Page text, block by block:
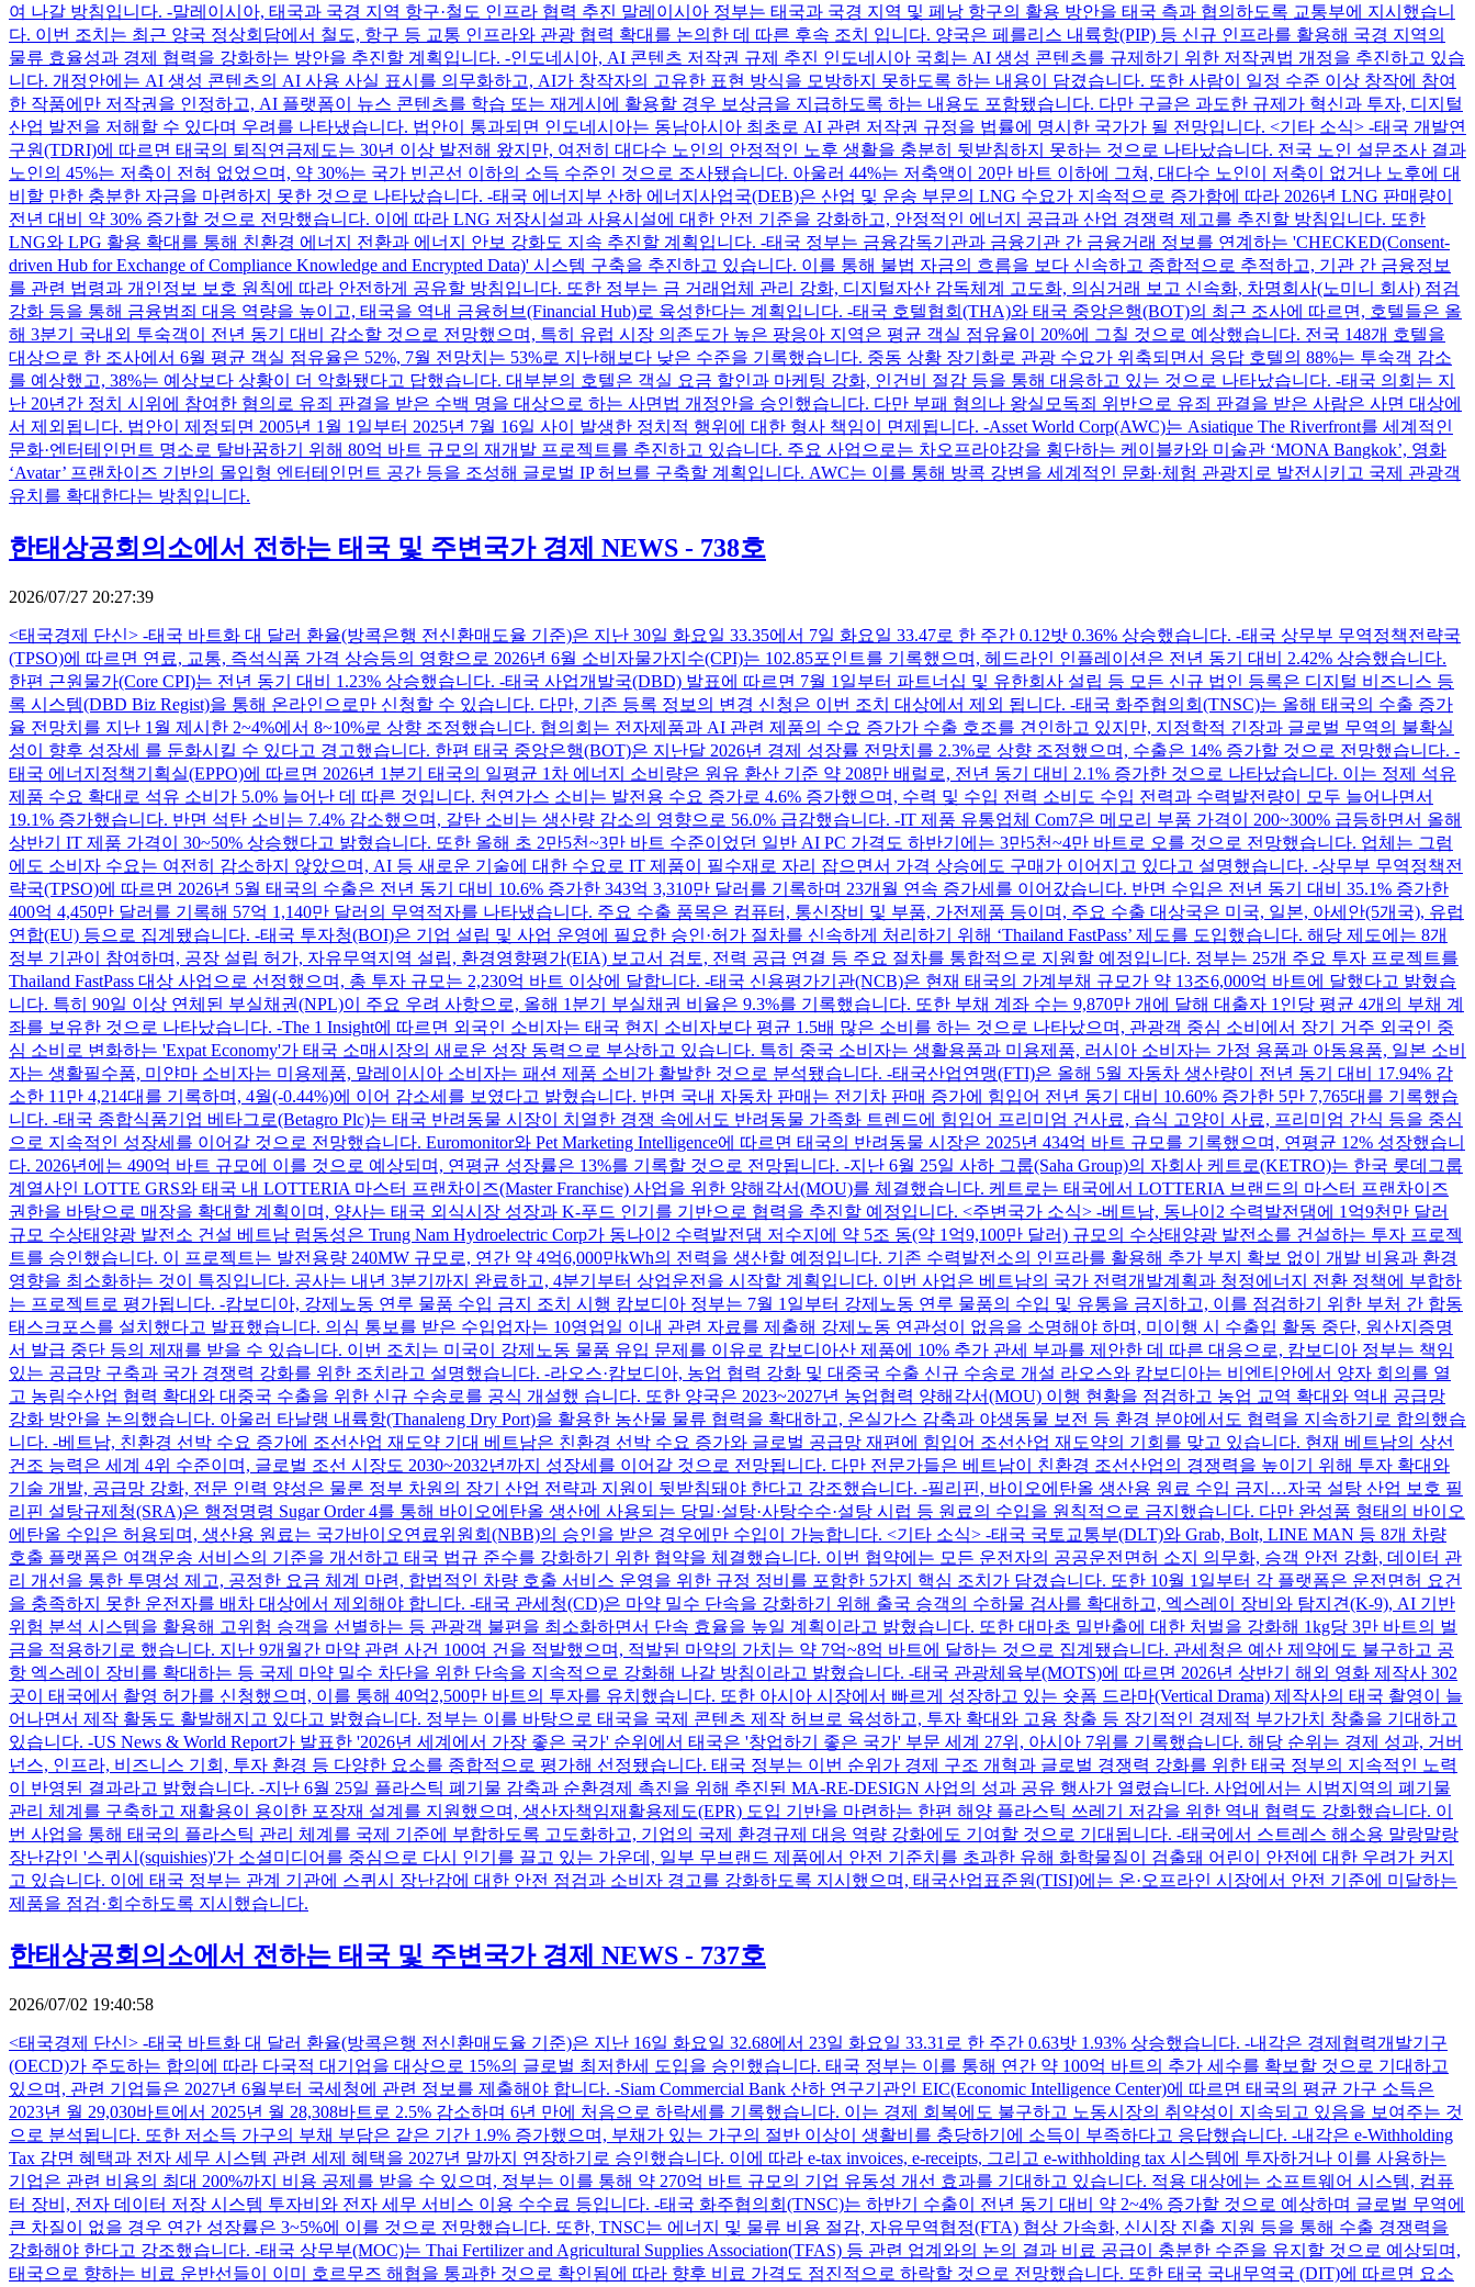
여 나갈 방침입니다. -말레이시아, 태국과 국경 지역 항구·철도 인프라 협력 추진 말레이시아 정부는 태국과 국경 지역 및 페낭 항구의 활용 방안을 태국 측과 협의하도록 교통부에 지시했습니
다. 이번 조치는 최근 양국 정상회담에서 철도, 항구 등 교통 인프라와 관광 협력 확대를 논의한 데 따른 후속 조치 입니다. 양국은 페를리스 내륙항(PIP) 등 신규 인프라를 활용해 국경 지역의
물류 효율성과 경제 협력을 강화하는 방안을 추진할 계획입니다. -인도네시아, AI 콘텐츠 저작권 규제 추진 인도네시아 국회는 AI 생성 콘텐츠를 규제하기 위한 저작권법 개정을 추진하고 있습
니다. 개정안에는 AI 생성 콘텐츠의 AI 사용 사실 표시를 의무화하고, AI가 창작자의 고유한 표현 방식을 모방하지 못하도록 하는 내용이 담겼습니다. 또한 사람이 일정 수준 이상 창작에 참여
한 작품에만 저작권을 인정하고, AI 플랫폼이 뉴스 콘텐츠를 학습 또는 재게시에 활용할 경우 보상금을 지급하도록 하는 내용도 포함됐습니다. 다만 구글은 과도한 규제가 혁신과 투자, 디지털
산업 발전을 저해할 수 있다며 우려를 나타냈습니다. 법안이 통과되면 인도네시아는 동남아시아 최초로 AI 관련 저작권 규정을 법률에 명시한 국가가 될 전망입니다. <기타 소식> -태국 개발연
구원(TDRI)에 따르면 태국의 퇴직연금제도는 30년 이상 발전해 왔지만, 여전히 대다수 노인의 안정적인 노후 생활을 충분히 뒷받침하지 못하는 것으로 나타났습니다. 전국 노인 설문조사 결과
노인의 45%는 저축이 전혀 없었으며, 약 30%는 국가 빈곤선 이하의 소득 수준인 것으로 조사됐습니다. 아울러 44%는 저축액이 20만 바트 이하에 그쳐, 대다수 노인이 저축이 없거나 노후에 대
비할 만한 충분한 자금을 마련하지 못한 것으로 나타났습니다. -태국 에너지부 산하 에너지사업국(DEB)은 산업 및 운송 부문의 LNG 수요가 지속적으로 증가함에 따라 2026년 LNG 판매량이
전년 대비 약 30% 증가할 것으로 전망했습니다. 이에 따라 LNG 저장시설과 사용시설에 대한 안전 기준을 강화하고, 안정적인 에너지 공급과 산업 경쟁력 제고를 추진할 방침입니다. 또한
LNG와 LPG 활용 확대를 통해 친환경 에너지 전환과 에너지 안보 강화도 지속 추진할 계획입니다. -태국 정부는 금융감독기관과 금융기관 간 금융거래 정보를 연계하는 'CHECKED(Consent-
driven Hub for Exchange of Compliance Knowledge and Encrypted Data)' 시스템 구축을 추진하고 있습니다. 이를 통해 불법 자금의 흐름을 보다 신속하고 종합적으로 추적하고, 기관 간 금융정보
를 관련 법령과 개인정보 보호 원칙에 따라 안전하게 공유할 방침입니다. 또한 정부는 금 거래업체 관리 강화, 디지털자산 감독체계 고도화, 의심거래 보고 신속화, 차명회사(노미니 회사) 점검
강화 등을 통해 금융범죄 대응 역량을 높이고, 태국을 역내 금융허브(Financial Hub)로 육성한다는 계획입니다. -태국 호텔협회(THA)와 태국 중앙은행(BOT)의 최근 조사에 따르면, 호텔들은 올
해 3분기 국내외 투숙객이 전년 동기 대비 감소할 것으로 전망했으며, 특히 유럽 시장 의존도가 높은 팡응아 지역은 평균 객실 점유율이 20%에 그칠 것으로 예상했습니다. 전국 148개 호텔을
대상으로 한 조사에서 6월 평균 객실 점유율은 52%, 7월 전망치는 53%로 지난해보다 낮은 수준을 기록했습니다. 중동 상황 장기화로 관광 수요가 위축되면서 응답 호텔의 88%는 투숙객 감소
를 예상했고, 38%는 예상보다 상황이 더 악화됐다고 답했습니다. 대부분의 호텔은 객실 요금 할인과 마케팅 강화, 인건비 절감 등을 통해 대응하고 있는 것으로 나타났습니다. -태국 의회는 지
난 20년간 정치 시위에 참여한 혐의로 유죄 판결을 받은 수백 명을 대상으로 하는 사면법 개정안을 승인했습니다. 다만 부패 혐의나 왕실모독죄 위반으로 유죄 판결을 받은 사람은 사면 대상에
서 제외됩니다. 법안이 제정되면 2005년 1월 1일부터 2025년 7월 16일 사이 발생한 정치적 행위에 대한 형사 책임이 면제됩니다. -Asset World Corp(AWC)는 Asiatique The Riverfront를 세계적인
문화·엔터테인먼트 명소로 탈바꿈하기 위해 80억 바트 규모의 재개발 프로젝트를 추진하고 있습니다. 주요 사업으로는 차오프라야강을 횡단하는 케이블카와 미술관 ‘MONA Bangkok’, 영화
‘Avatar’ 프랜차이즈 기반의 몰입형 엔터테인먼트 공간 등을 조성해 글로벌 IP 허브를 구축할 계획입니다. AWC는 이를 통해 방콕 강변을 세계적인 문화·체험 관광지로 발전시키고 국제 관광객
유치를 확대한다는 방침입니다.
한태상공회의소에서 전하는 태국 및 주변국가 경제 NEWS - 738호
2026/07/27 20:27:39
<태국경제 단신> -태국 바트화 대 달러 환율(방콕은행 전신환매도율 기준)은 지난 30일 화요일 33.35에서 7일 화요일 33.47로 한 주간 0.12밧 0.36% 상승했습니다. -태국 상무부 무역정책전략국
(TPSO)에 따르면 연료, 교통, 즉석식품 가격 상승등의 영향으로 2026년 6월 소비자물가지수(CPI)는 102.85포인트를 기록했으며, 헤드라인 인플레이션은 전년 동기 대비 2.42% 상승했습니다.
한편 근원물가(Core CPI)는 전년 동기 대비 1.23% 상승했습니다. -태국 사업개발국(DBD) 발표에 따르면 7월 1일부터 파트너십 및 유한회사 설립 등 모든 신규 법인 등록은 디지털 비즈니스 등
록 시스템(DBD Biz Regist)을 통해 온라인으로만 신청할 수 있습니다. 다만, 기존 등록 정보의 변경 신청은 이번 조치 대상에서 제외 됩니다. -태국 화주협의회(TNSC)는 올해 태국의 수출 증가
율 전망치를 지난 1월 제시한 2~4%에서 8~10%로 상향 조정했습니다. 협의회는 전자제품과 AI 관련 제품의 수요 증가가 수출 호조를 견인하고 있지만, 지정학적 긴장과 글로벌 무역의 불확실
성이 향후 성장세 를 둔화시킬 수 있다고 경고했습니다. 한편 태국 중앙은행(BOT)은 지난달 2026년 경제 성장률 전망치를 2.3%로 상향 조정했으며, 수출은 14% 증가할 것으로 전망했습니다. -
태국 에너지정책기획실(EPPO)에 따르면 2026년 1분기 태국의 일평균 1차 에너지 소비량은 원유 환산 기준 약 208만 배럴로, 전년 동기 대비 2.1% 증가한 것으로 나타났습니다. 이는 정제 석유
제품 수요 확대로 석유 소비가 5.0% 늘어난 데 따른 것입니다. 천연가스 소비는 발전용 수요 증가로 4.6% 증가했으며, 수력 및 수입 전력 소비도 수입 전력과 수력발전량이 모두 늘어나면서
19.1% 증가했습니다. 반면 석탄 소비는 7.4% 감소했으며, 갈탄 소비는 생산량 감소의 영향으로 56.0% 급감했습니다. -IT 제품 유통업체 Com7은 메모리 부품 가격이 200~300% 급등하면서 올해
상반기 IT 제품 가격이 30~50% 상승했다고 밝혔습니다. 또한 올해 초 2만5천~3만 바트 수준이었던 일반 AI PC 가격도 하반기에는 3만5천~4만 바트로 오를 것으로 전망했습니다. 업체는 그럼
에도 소비자 수요는 여전히 감소하지 않았으며, AI 등 새로운 기술에 대한 수요로 IT 제품이 필수재로 자리 잡으면서 가격 상승에도 구매가 이어지고 있다고 설명했습니다. -상무부 무역정책전
략국(TPSO)에 따르면 2026년 5월 태국의 수출은 전년 동기 대비 10.6% 증가한 343억 3,310만 달러를 기록하며 23개월 연속 증가세를 이어갔습니다. 반면 수입은 전년 동기 대비 35.1% 증가한
400억 4,450만 달러를 기록해 57억 1,140만 달러의 무역적자를 나타냈습니다. 주요 수출 품목은 컴퓨터, 통신장비 및 부품, 가전제품 등이며, 주요 수출 대상국은 미국, 일본, 아세안(5개국), 유럽
연합(EU) 등으로 집계됐습니다. -태국 투자청(BOI)은 기업 설립 및 사업 운영에 필요한 승인·허가 절차를 신속하게 처리하기 위해 ‘Thailand FastPass’ 제도를 도입했습니다. 해당 제도에는 8개
정부 기관이 참여하며, 공장 설립 허가, 자유무역지역 설립, 환경영향평가(EIA) 보고서 검토, 전력 공급 연결 등 주요 절차를 통합적으로 지원할 예정입니다. 정부는 25개 주요 투자 프로젝트를
Thailand FastPass 대상 사업으로 선정했으며, 총 투자 규모는 2,230억 바트 이상에 달합니다. -태국 신용평가기관(NCB)은 현재 태국의 가계부채 규모가 약 13조6,000억 바트에 달했다고 밝혔습
니다. 특히 90일 이상 연체된 부실채권(NPL)이 주요 우려 사항으로, 올해 1분기 부실채권 비율은 9.3%를 기록했습니다. 또한 부채 계좌 수는 9,870만 개에 달해 대출자 1인당 평균 4개의 부채 계
좌를 보유한 것으로 나타났습니다. -The 1 Insight에 따르면 외국인 소비자는 태국 현지 소비자보다 평균 1.5배 많은 소비를 하는 것으로 나타났으며, 관광객 중심 소비에서 장기 거주 외국인 중
심 소비로 변화하는 'Expat Economy'가 태국 소매시장의 새로운 성장 동력으로 부상하고 있습니다. 특히 중국 소비자는 생활용품과 미용제품, 러시아 소비자는 가정 용품과 아동용품, 일본 소비
자는 생활필수품, 미얀마 소비자는 미용제품, 말레이시아 소비자는 패션 제품 소비가 활발한 것으로 분석됐습니다. -태국산업연맹(FTI)은 올해 5월 자동차 생산량이 전년 동기 대비 17.94% 감
소한 11만 4,214대를 기록하며, 4월(-0.44%)에 이어 감소세를 보였다고 밝혔습니다. 반면 국내 자동차 판매는 전기차 판매 증가에 힘입어 전년 동기 대비 10.60% 증가한 5만 7,765대를 기록했습
니다. -태국 종합식품기업 베타그로(Betagro Plc)는 태국 반려동물 시장이 치열한 경쟁 속에서도 반려동물 가족화 트렌드에 힘입어 프리미엄 건사료, 습식 고양이 사료, 프리미엄 간식 등을 중심
으로 지속적인 성장세를 이어갈 것으로 전망했습니다. Euromonitor와 Pet Marketing Intelligence에 따르면 태국의 반려동물 시장은 2025년 434억 바트 규모를 기록했으며, 연평균 12% 성장했습니
다. 2026년에는 490억 바트 규모에 이를 것으로 예상되며, 연평균 성장률은 13%를 기록할 것으로 전망됩니다. -지난 6월 25일 사하 그룹(Saha Group)의 자회사 케트로(KETRO)는 한국 롯데그룹
계열사인 LOTTE GRS와 태국 내 LOTTERIA 마스터 프랜차이즈(Master Franchise) 사업을 위한 양해각서(MOU)를 체결했습니다. 케트로는 태국에서 LOTTERIA 브랜드의 마스터 프랜차이즈
권한을 바탕으로 매장을 확대할 계획이며, 양사는 태국 외식시장 성장과 K-푸드 인기를 기반으로 협력을 추진할 예정입니다. <주변국가 소식> -베트남, 동나이2 수력발전댐에 1억9천만 달러
규모 수상태양광 발전소 건설 베트남 럼동성은 Trung Nam Hydroelectric Corp가 동나이2 수력발전댐 저수지에 약 5조 동(약 1억9,100만 달러) 규모의 수상태양광 발전소를 건설하는 투자 프로젝
트를 승인했습니다. 이 프로젝트는 발전용량 240MW 규모로, 연간 약 4억6,000만kWh의 전력을 생산할 예정입니다. 기존 수력발전소의 인프라를 활용해 추가 부지 확보 없이 개발 비용과 환경
영향을 최소화하는 것이 특징입니다. 공사는 내년 3분기까지 완료하고, 4분기부터 상업운전을 시작할 계획입니다. 이번 사업은 베트남의 국가 전력개발계획과 청정에너지 전환 정책에 부합하
는 프로젝트로 평가됩니다. -캄보디아, 강제노동 연루 물품 수입 금지 조치 시행 캄보디아 정부는 7월 1일부터 강제노동 연루 물품의 수입 및 유통을 금지하고, 이를 점검하기 위한 부처 간 합동
태스크포스를 설치했다고 발표했습니다. 의심 통보를 받은 수입업자는 10영업일 이내 관련 자료를 제출해 강제노동 연관성이 없음을 소명해야 하며, 미이행 시 수출입 활동 중단, 원산지증명
서 발급 중단 등의 제재를 받을 수 있습니다. 이번 조치는 미국이 강제노동 물품 유입 문제를 이유로 캄보디아산 제품에 10% 추가 관세 부과를 제안한 데 따른 대응으로, 캄보디아 정부는 책임
있는 공급망 구축과 국가 경쟁력 강화를 위한 조치라고 설명했습니다. -라오스·캄보디아, 농업 협력 강화 및 대중국 수출 신규 수송로 개설 라오스와 캄보디아는 비엔티안에서 양자 회의를 열
고 농림수산업 협력 확대와 대중국 수출을 위한 신규 수송로를 공식 개설했 습니다. 또한 양국은 2023~2027년 농업협력 양해각서(MOU) 이행 현황을 점검하고 농업 교역 확대와 역내 공급망
강화 방안을 논의했습니다. 아울러 타날랭 내륙항(Thanaleng Dry Port)을 활용한 농산물 물류 협력을 확대하고, 온실가스 감축과 야생동물 보전 등 환경 분야에서도 협력을 지속하기로 합의했습
니다. -베트남, 친환경 선박 수요 증가에 조선산업 재도약 기대 베트남은 친환경 선박 수요 증가와 글로벌 공급망 재편에 힘입어 조선산업 재도약의 기회를 맞고 있습니다. 현재 베트남의 상선
건조 능력은 세계 4위 수준이며, 글로벌 조선 시장도 2030~2032년까지 성장세를 이어갈 것으로 전망됩니다. 다만 전문가들은 베트남이 친환경 조선산업의 경쟁력을 높이기 위해 투자 확대와
기술 개발, 공급망 강화, 전문 인력 양성은 물론 정부 차원의 장기 산업 전략과 지원이 뒷받침돼야 한다고 강조했습니다. -필리핀, 바이오에탄올 생산용 원료 수입 금지…자국 설탕 산업 보호 필
리핀 설탕규제청(SRA)은 행정명령 Sugar Order 4를 통해 바이오에탄올 생산에 사용되는 당밀·설탕·사탕수수·설탕 시럽 등 원료의 수입을 원칙적으로 금지했습니다. 다만 완성품 형태의 바이오
에탄올 수입은 허용되며, 생산용 원료는 국가바이오연료위원회(NBB)의 승인을 받은 경우에만 수입이 가능합니다. <기타 소식> -태국 국토교통부(DLT)와 Grab, Bolt, LINE MAN 등 8개 차량
호출 플랫폼은 여객운송 서비스의 기준을 개선하고 태국 법규 준수를 강화하기 위한 협약을 체결했습니다. 이번 협약에는 모든 운전자의 공공운전면허 소지 의무화, 승객 안전 강화, 데이터 관
리 개선을 통한 투명성 제고, 공정한 요금 체계 마련, 합법적인 차량 호출 서비스 운영을 위한 규정 정비를 포함한 5가지 핵심 조치가 담겼습니다. 또한 10월 1일부터 각 플랫폼은 운전면허 요건
을 충족하지 못한 운전자를 배차 대상에서 제외해야 합니다. -태국 관세청(CD)은 마약 밀수 단속을 강화하기 위해 출국 승객의 수하물 검사를 확대하고, 엑스레이 장비와 탐지견(K-9), AI 기반
위험 분석 시스템을 활용해 고위험 승객을 선별하는 등 관광객 불편을 최소화하면서 단속 효율을 높일 계획이라고 밝혔습니다. 또한 대마초 밀반출에 대한 처벌을 강화해 1kg당 3만 바트의 벌
금을 적용하기로 했습니다. 지난 9개월간 마약 관련 사건 100여 건을 적발했으며, 적발된 마약의 가치는 약 7억~8억 바트에 달하는 것으로 집계됐습니다. 관세청은 예산 제약에도 불구하고 공
항 엑스레이 장비를 확대하는 등 국제 마약 밀수 차단을 위한 단속을 지속적으로 강화해 나갈 방침이라고 밝혔습니다. -태국 관광체육부(MOTS)에 따르면 2026년 상반기 해외 영화 제작사 302
곳이 태국에서 촬영 허가를 신청했으며, 이를 통해 40억2,500만 바트의 투자를 유치했습니다. 또한 아시아 시장에서 빠르게 성장하고 있는 숏폼 드라마(Vertical Drama) 제작사의 태국 촬영이 늘
어나면서 제작 활동도 활발해지고 있다고 밝혔습니다. 정부는 이를 바탕으로 태국을 국제 콘텐츠 제작 허브로 육성하고, 투자 확대와 고용 창출 등 장기적인 경제적 부가가치 창출을 기대하고
있습니다. -US News & World Report가 발표한 '2026년 세계에서 가장 좋은 국가' 순위에서 태국은 '창업하기 좋은 국가' 부문 세계 27위, 아시아 7위를 기록했습니다. 해당 순위는 경제 성과, 거버
넌스, 인프라, 비즈니스 기회, 투자 환경 등 다양한 요소를 종합적으로 평가해 선정됐습니다. 태국 정부는 이번 순위가 경제 구조 개혁과 글로벌 경쟁력 강화를 위한 태국 정부의 지속적인 노력
이 반영된 결과라고 밝혔습니다. -지난 6월 25일 플라스틱 폐기물 감축과 순환경제 촉진을 위해 추진된 MA-RE-DESIGN 사업의 성과 공유 행사가 열렸습니다. 사업에서는 시범지역의 폐기물
관리 체계를 구축하고 재활용이 용이한 포장재 설계를 지원했으며, 생산자책임재활용제도(EPR) 도입 기반을 마련하는 한편 해양 플라스틱 쓰레기 저감을 위한 역내 협력도 강화했습니다. 이
번 사업을 통해 태국의 플라스틱 관리 체계를 국제 기준에 부합하도록 고도화하고, 기업의 국제 환경규제 대응 역량 강화에도 기여할 것으로 기대됩니다. -태국에서 스트레스 해소용 말랑말랑
장난감인 '스퀴시(squishies)'가 소셜미디어를 중심으로 다시 인기를 끌고 있는 가운데, 일부 무브랜드 제품에서 안전 기준치를 초과한 유해 화학물질이 검출돼 어린이 안전에 대한 우려가 커지
고 있습니다. 이에 태국 정부는 관계 기관에 스퀴시 장난감에 대한 안전 점검과 소비자 경고를 강화하도록 지시했으며, 태국산업표준원(TISI)에는 온·오프라인 시장에서 안전 기준에 미달하는
제품을 점검·회수하도록 지시했습니다.
한태상공회의소에서 전하는 태국 및 주변국가 경제 NEWS - 737호
2026/07/02 19:40:58
<태국경제 단신> -태국 바트화 대 달러 환율(방콕은행 전신환매도율 기준)은 지난 16일 화요일 32.68에서 23일 화요일 33.31로 한 주간 0.63밧 1.93% 상승했습니다. -내각은 경제협력개발기구
(OECD)가 주도하는 합의에 따라 다국적 대기업을 대상으로 15%의 글로벌 최저한세 도입을 승인했습니다. 태국 정부는 이를 통해 연간 약 100억 바트의 추가 세수를 확보할 것으로 기대하고
있으며, 관련 기업들은 2027년 6월부터 국세청에 관련 정보를 제출해야 합니다. -Siam Commercial Bank 산하 연구기관인 EIC(Economic Intelligence Center)에 따르면 태국의 평균 가구 소득은
2023년 월 29,030바트에서 2025년 월 28,308바트로 2.5% 감소하며 6년 만에 처음으로 하락세를 기록했습니다. 이는 경제 회복에도 불구하고 노동시장의 취약성이 지속되고 있음을 보여주는 것
으로 분석됩니다. 또한 저소득 가구의 부채 부담은 같은 기간 1.9% 증가했으며, 부채가 있는 가구의 절반 이상이 생활비를 충당하기에 소득이 부족하다고 응답했습니다. -내각은 e-Withholding
Tax 감면 혜택과 전자 세무 시스템 관련 세제 혜택을 2027년 말까지 연장하기로 승인했습니다. 이에 따라 e-tax invoices, e-receipts, 그리고 e-withholding tax 시스템에 투자하거나 이를 사용하는
기업은 관련 비용의 최대 200%까지 비용 공제를 받을 수 있으며, 정부는 이를 통해 약 270억 바트 규모의 기업 유동성 개선 효과를 기대하고 있습니다. 적용 대상에는 소프트웨어 시스템, 컴퓨
터 장비, 전자 데이터 저장 시스템 투자비와 전자 세무 서비스 이용 수수료 등입니다. -태국 화주협의회(TNSC)는 하반기 수출이 전년 동기 대비 약 2~4% 증가할 것으로 예상하며 글로벌 무역에
큰 차질이 없을 경우 연간 성장률은 3~5%에 이를 것으로 전망했습니다. 또한, TNSC는 에너지 및 물류 비용 절감, 자유무역협정(FTA) 협상 가속화, 신시장 진출 지원 등을 통해 수출 경쟁력을
강화해야 한다고 강조했습니다. -태국 상무부(MOC)는 Thai Fertilizer and Agricultural Supplies Association(TFAS) 등 관련 업계와의 논의 결과 비료 공급이 충분한 수준을 유지할 것으로 예상되며,
태국으로 향하는 비료 운반선들이 이미 호르무즈 해협을 통과한 것으로 확인됨에 따라 향후 비료 가격도 점진적으로 하락할 것으로 전망했습니다. 또한 태국 국내무역국 (DIT)에 따르면 요소